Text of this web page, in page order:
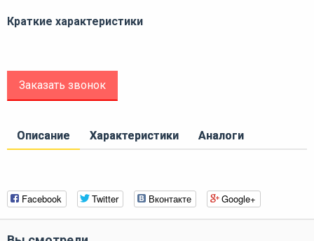
Краткие характеристики
Заказать звонок
Описание Характеристики Аналоги
Facebook Twitter Вконтакте Google+